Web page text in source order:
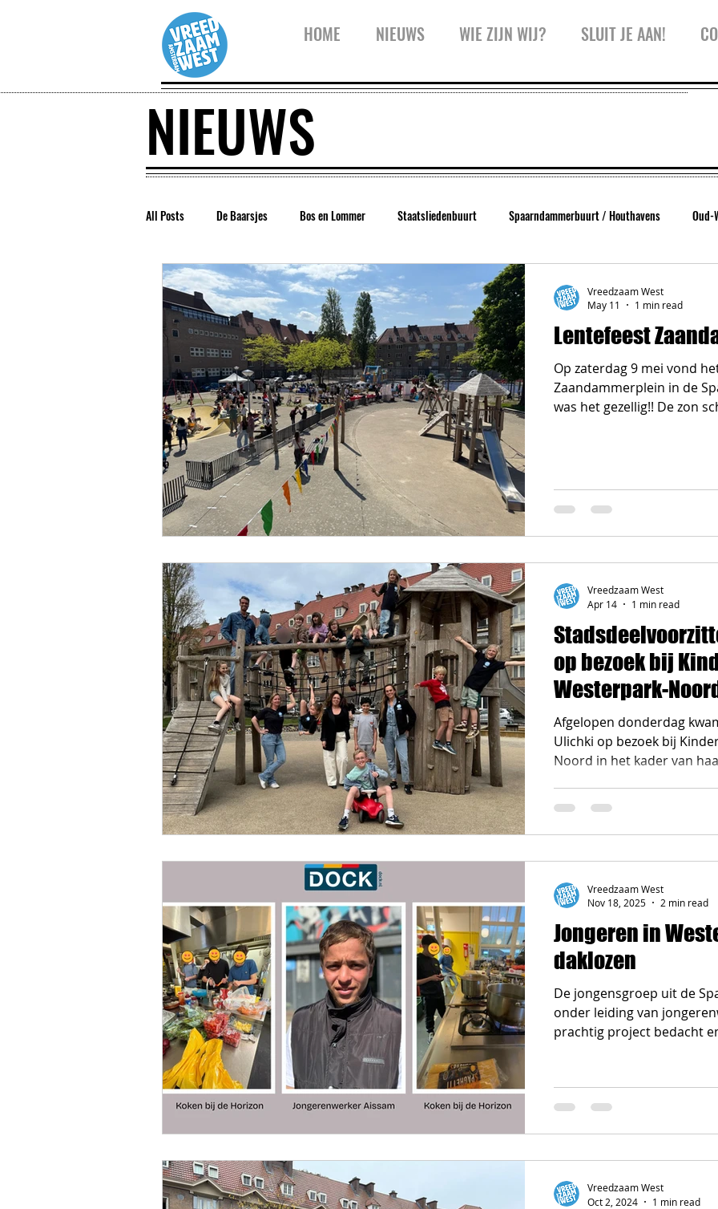
HOME NIEUWS WIE ZIJN WIJ? SLUIT JE AAN!
NIEUWS
All Posts De Baarsjes Bos en Lommer Staatsliedenbuurt Spaarndammerbuurt / Houthavens Oud-
Vreedzaam Amsterdam Vreedzaam West Inspiratiesessie
Westerpark Kinderwijkraad Koffiekar Lentefeest
Op zaterdag 9 mei vond
Zaandammerplein in de
was het gezellig!! De zon
West, Eigen Haard en
door Kinderwijkraad
Vreedzaam West
May 11
1 min read
op bezoek bij
Westerpark-
Afgelopen donderdag
Ulichki op bezoek bij
Noord in het kader van
langskomen om met de
Het bezoek van Fenna
kinderen konden haar
school te gaan en te spelen.
Vreedzaam West
Apr 14
1 min read
Jongeren in
daklozen
De jongensgroep uit de
onder leiding van
prachtig project bedacht
Vreedzaam West
Nov 18, 2025
2 min read
Vreedzaam West
Oct 2, 2024
1 min read